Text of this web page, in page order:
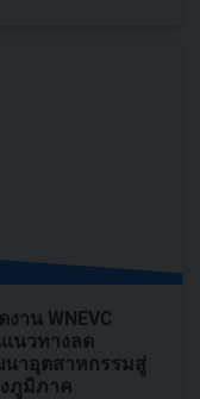
าน WNEVC
นวทางลด
าอุตสาหกรรมสู่
ภูมิภาค